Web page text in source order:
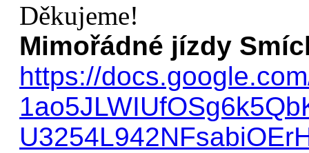
Děkujeme!
Mimořádné jízdy
https://